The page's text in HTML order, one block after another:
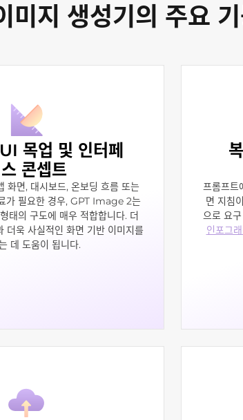
지 생성기의 주요
목업 및 인터페
콘셉트
화면, 대시보드, 온보딩 흐름 또는
가 필요한 경우, GPT Image 2는
태의 구도에 매우 적합합니다. 더
더욱 사실적인 화면 기반 이미지를
데 도움이 됩니다.
프롬프트
면 지침
으로 요
인포그